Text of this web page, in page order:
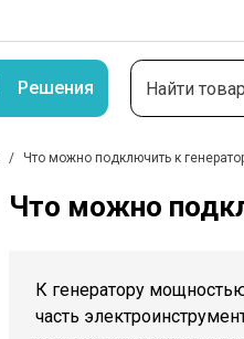
Решения
Что можно подключить к
Что можно
К генератору
часть